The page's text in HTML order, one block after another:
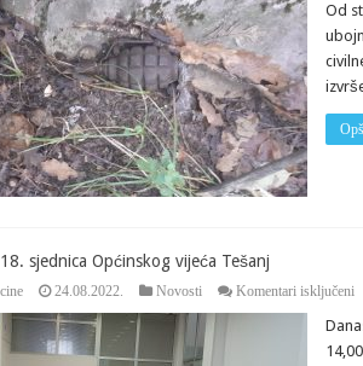
Od
sjednica Općinskog vijeća Tešanj
24.08.2022. Novosti Komentari isključeniza